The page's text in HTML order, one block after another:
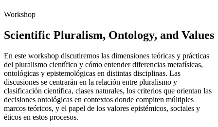
Workshop
Scientific Pluralism, Ontology, and Values
En este workshop discutiremos las dimensiones teóricas y prácticas
del pluralismo científico y cómo entender diferencias metafísicas,
ontológicas y epistemológicas en distintas disciplinas. Las
discusiones se centrarán en la relación entre pluralismo y
clasificación científica, clases naturales, los criterios que orientan las
decisiones ontológicas en contextos donde compiten múltiples
marcos teóricos, y el papel de los valores epistémicos, sociales y
éticos en estos procesos.